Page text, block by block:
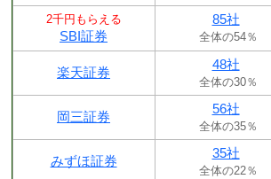
2千円もらえる
SBI証券
85社
全体の54％
楽天証券
48社
全体の30％
岡三証券
56社
全体の35％
みずほ証券
35社
全体の22％